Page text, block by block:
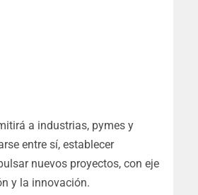
a industrias, pymes y
entre sí, establecer
nuevos proyectos, con eje
y la innovación.